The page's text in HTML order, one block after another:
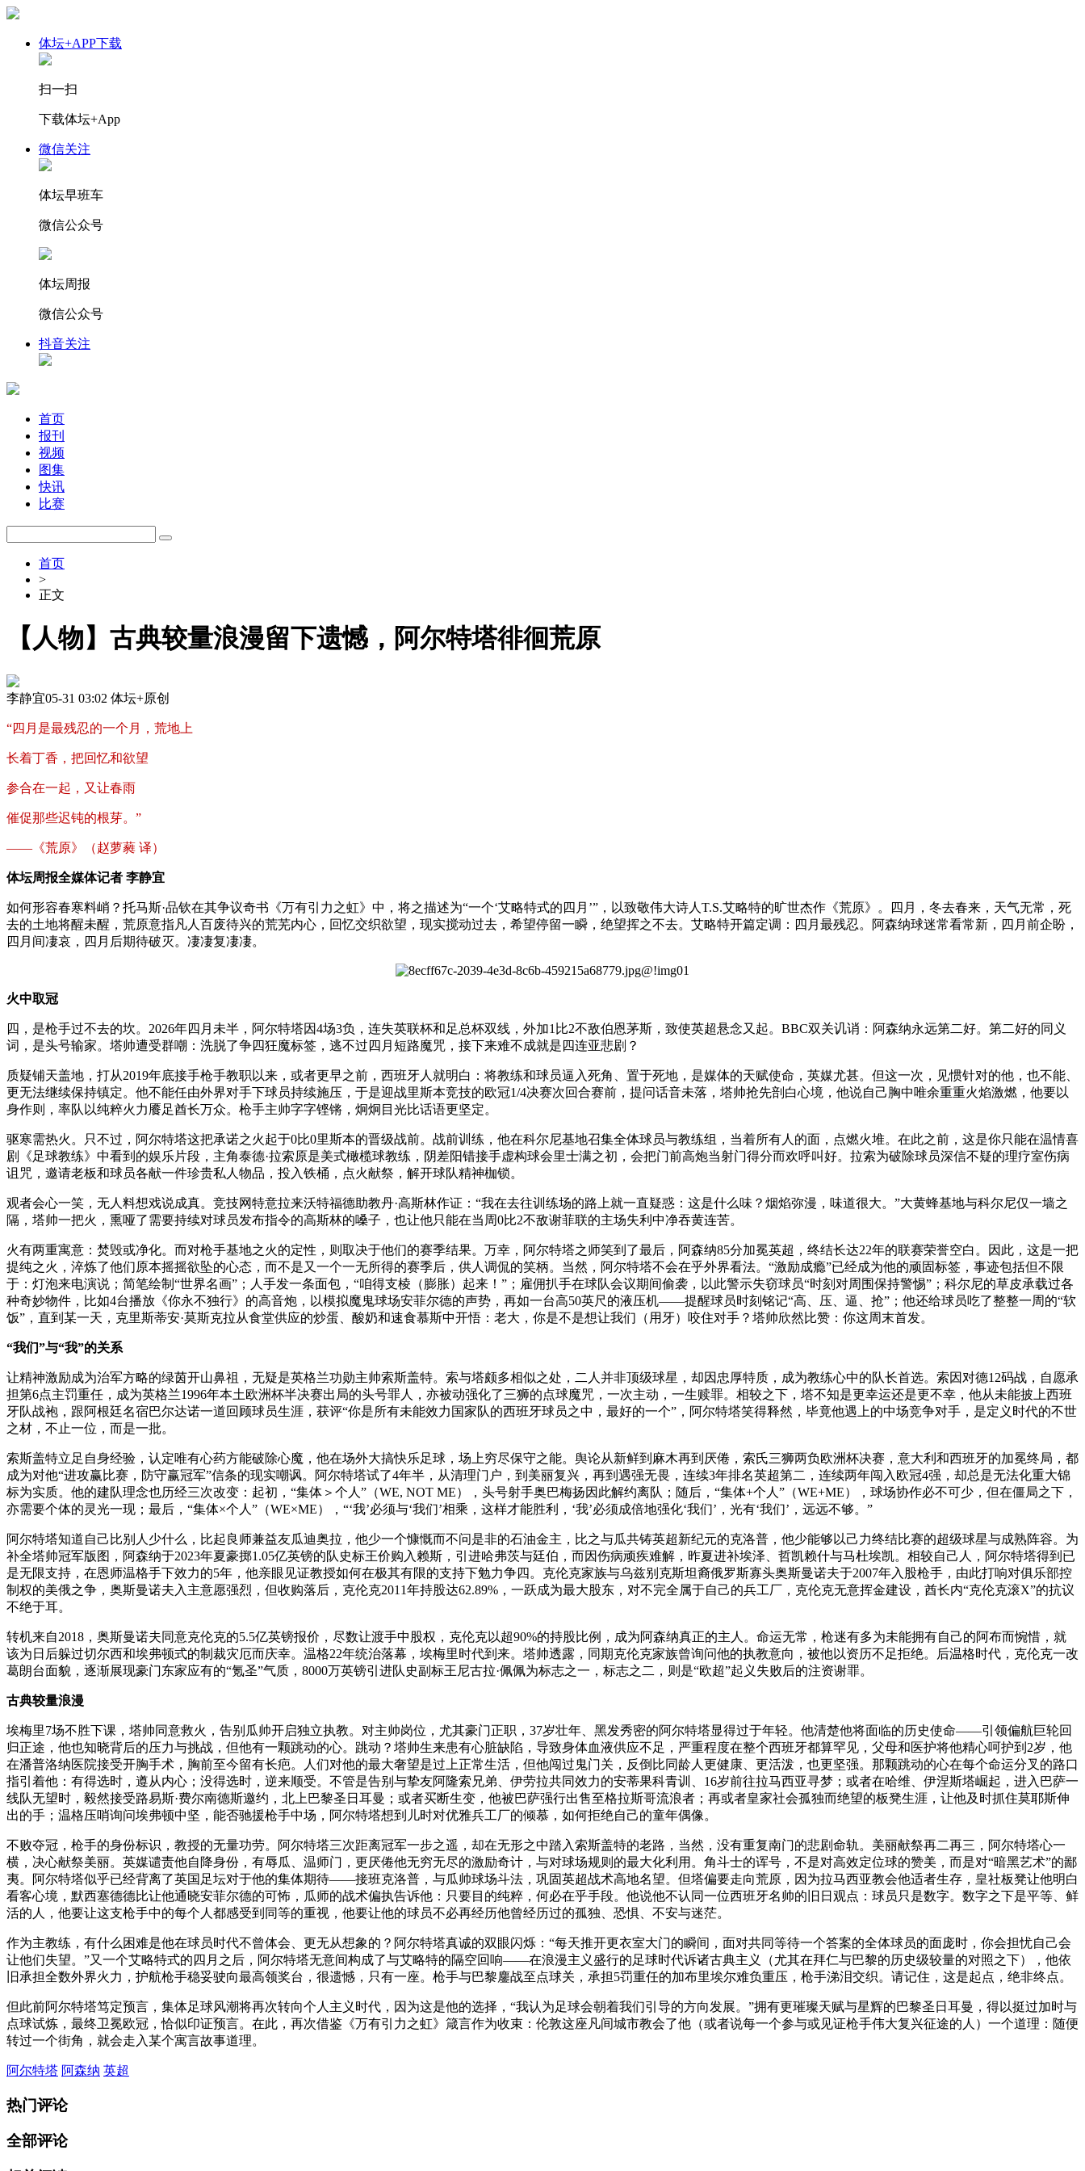
体坛+APP下载
扫一扫
下载体坛+App
微信关注
体坛早班车
微信公众号
体坛周报
微信公众号
抖音关注
首页
报刊
视频
图集
快讯
比赛
首页
>
正文
【人物】古典较量浪漫留下遗憾，阿尔特塔徘徊荒原
李静宜05-31 03:02 体坛+原创
“四月是最残忍的一个月，荒地上
长着丁香，把回忆和欲望
参合在一起，又让春雨
催促那些迟钝的根芽。”
——《荒原》（赵萝蕤 译）
体坛周报全媒体记者 李静宜
如何形容春寒料峭？托马斯·品钦在其争议奇书《万有引力之虹》中，将之描述为“一个‘艾略特式的四月’”，以致敬伟大诗人T.S.艾略特的旷世杰作《荒原》。四月，冬去春来，天气无常，死
去的土地将醒未醒，荒原意指凡人百废待兴的荒芜内心，回忆交织欲望，现实搅动过去，希望停留一瞬，绝望挥之不去。艾略特开篇定调：四月最残忍。阿森纳球迷常看常新，四月前企盼，
四月间凄哀，四月后期待破灭。凄凄复凄凄。
火中取冠
四，是枪手过不去的坎。2026年四月未半，阿尔特塔因4场3负，连失英联杯和足总杯双线，外加1比2不敌伯恩茅斯，致使英超悬念又起。BBC双关讥诮：阿森纳永远第二好。第二好的同义
词，是头号输家。塔帅遭受群嘲：洗脱了争四狂魔标签，逃不过四月短路魔咒，接下来难不成就是四连亚悲剧？
质疑铺天盖地，打从2019年底接手枪手教职以来，或者更早之前，西班牙人就明白：将教练和球员逼入死角、置于死地，是媒体的天赋使命，英媒尤甚。但这一次，见惯针对的他，也不能、
更无法继续保持镇定。他不能任由外界对手下球员持续施压，于是迎战里斯本竞技的欧冠1/4决赛次回合赛前，提问话音未落，塔帅抢先剖白心境，他说自己胸中唯余重重火焰激燃，他要以
身作则，率队以纯粹火力餍足酋长万众。枪手主帅字字铿锵，炯炯目光比话语更坚定。
驱寒需热火。只不过，阿尔特塔这把承诺之火起于0比0里斯本的晋级战前。战前训练，他在科尔尼基地召集全体球员与教练组，当着所有人的面，点燃火堆。在此之前，这是你只能在温情喜
剧《足球教练》中看到的娱乐片段，主角泰德·拉索原是美式橄榄球教练，阴差阳错接手虚构球会里士满之初，会把门前高炮当射门得分而欢呼叫好。拉索为破除球员深信不疑的理疗室伤病
诅咒，邀请老板和球员各献一件珍贵私人物品，投入铁桶，点火献祭，解开球队精神枷锁。
观者会心一笑，无人料想戏说成真。竞技网特意拉来沃特福德助教丹·高斯林作证：“我在去往训练场的路上就一直疑惑：这是什么味？烟焰弥漫，味道很大。”大黄蜂基地与科尔尼仅一墙之
隔，塔帅一把火，熏哑了需要持续对球员发布指令的高斯林的嗓子，也让他只能在当周0比2不敌谢菲联的主场失利中净吞黄连苦。
火有两重寓意：焚毁或净化。而对枪手基地之火的定性，则取决于他们的赛季结果。万幸，阿尔特塔之师笑到了最后，阿森纳85分加冕英超，终结长达22年的联赛荣誉空白。因此，这是一把
提纯之火，淬炼了他们原本摇摇欲坠的心态，而不是又一个一无所得的赛季后，供人调侃的笑柄。当然，阿尔特塔不会在乎外界看法。“激励成瘾”已经成为他的顽固标签，事迹包括但不限
于：灯泡来电演说；简笔绘制“世界名画”；人手发一条面包，“咱得支棱（膨胀）起来！”；雇佣扒手在球队会议期间偷袭，以此警示失窃球员“时刻对周围保持警惕”；科尔尼的草皮承载过各
种奇妙物件，比如4台播放《你永不独行》的高音炮，以模拟魔鬼球场安菲尔德的声势，再如一台高50英尺的液压机——提醒球员时刻铭记“高、压、逼、抢”；他还给球员吃了整整一周的“软
饭”，直到某一天，克里斯蒂安·莫斯克拉从食堂供应的炒蛋、酸奶和速食慕斯中开悟：老大，你是不是想让我们（用牙）咬住对手？塔帅欣然比赞：你这周末首发。
“我们”与“我”的关系
让精神激励成为治军方略的绿茵开山鼻祖，无疑是英格兰功勋主帅索斯盖特。索与塔颇多相似之处，二人并非顶级球星，却因忠厚特质，成为教练心中的队长首选。索因对德12码战，自愿承
担第6点主罚重任，成为英格兰1996年本土欧洲杯半决赛出局的头号罪人，亦被动强化了三狮的点球魔咒，一次主动，一生赎罪。相较之下，塔不知是更幸运还是更不幸，他从未能披上西班
牙队战袍，跟阿根廷名宿巴尔达诺一道回顾球员生涯，获评“你是所有未能效力国家队的西班牙球员之中，最好的一个”，阿尔特塔笑得释然，毕竟他遇上的中场竞争对手，是定义时代的不世
之材，不止一位，而是一批。
索斯盖特立足自身经验，认定唯有心药方能破除心魔，他在场外大搞快乐足球，场上穷尽保守之能。舆论从新鲜到麻木再到厌倦，索氏三狮两负欧洲杯决赛，意大利和西班牙的加冕终局，都
成为对他“进攻赢比赛，防守赢冠军”信条的现实嘲讽。阿尔特塔试了4年半，从清理门户，到美丽复兴，再到遇强无畏，连续3年排名英超第二，连续两年闯入欧冠4强，却总是无法化重大锦
标为实质。他的建队理念也历经三次改变：起初，“集体＞个人”（WE, NOT ME），头号射手奥巴梅扬因此解约离队；随后，“集体+个人”（WE+ME），球场协作必不可少，但在僵局之下，
亦需要个体的灵光一现；最后，“集体×个人”（WE×ME），“‘我’必须与‘我们’相乘，这样才能胜利，‘我’必须成倍地强化‘我们’，光有‘我们’，远远不够。”
阿尔特塔知道自己比别人少什么，比起良师兼益友瓜迪奥拉，他少一个慷慨而不问是非的石油金主，比之与瓜共铸英超新纪元的克洛普，他少能够以己力终结比赛的超级球星与成熟阵容。为
补全塔帅冠军版图，阿森纳于2023年夏豪掷1.05亿英镑的队史标王价购入赖斯，引进哈弗茨与廷伯，而因伤病顽疾难解，昨夏进补埃泽、哲凯赖什与马杜埃凯。相较自己人，阿尔特塔得到已
是无限支持，在恩师温格手下效力的5年，他亲眼见证教授如何在极其有限的支持下勉力争四。克伦克家族与乌兹别克斯坦裔俄罗斯寡头奥斯曼诺夫于2007年入股枪手，由此打响对俱乐部控
制权的美俄之争，奥斯曼诺夫入主意愿强烈，但收购落后，克伦克2011年持股达62.89%，一跃成为最大股东，对不完全属于自己的兵工厂，克伦克无意挥金建设，酋长内“克伦克滚X”的抗议
不绝于耳。
转机来自2018，奥斯曼诺夫同意克伦克的5.5亿英镑报价，尽数让渡手中股权，克伦克以超90%的持股比例，成为阿森纳真正的主人。命运无常，枪迷有多为未能拥有自己的阿布而惋惜，就
该为日后躲过切尔西和埃弗顿式的制裁灾厄而庆幸。温格22年统治落幕，埃梅里时代到来。塔帅透露，同期克伦克家族曾询问他的执教意向，被他以资历不足拒绝。后温格时代，克伦克一改
葛朗台面貌，逐渐展现豪门东家应有的“氪圣”气质，8000万英镑引进队史副标王尼古拉·佩佩为标志之一，标志之二，则是“欧超”起义失败后的注资谢罪。
古典较量浪漫
埃梅里7场不胜下课，塔帅同意救火，告别瓜帅开启独立执教。对主帅岗位，尤其豪门正职，37岁壮年、黑发秀密的阿尔特塔显得过于年轻。他清楚他将面临的历史使命——引领偏航巨轮回
归正途，他也知晓背后的压力与挑战，但他有一颗跳动的心。跳动？塔帅生来患有心脏缺陷，导致身体血液供应不足，严重程度在整个西班牙都算罕见，父母和医护将他精心呵护到2岁，他
在潘普洛纳医院接受开胸手术，胸前至今留有长疤。人们对他的最大奢望是过上正常生活，但他闯过鬼门关，反倒比同龄人更健康、更活泼，也更坚强。那颗跳动的心在每个命运分叉的路口
指引着他：有得选时，遵从内心；没得选时，逆来顺受。不管是告别与挚友阿隆索兄弟、伊劳拉共同效力的安蒂果科青训、16岁前往拉马西亚寻梦；或者在哈维、伊涅斯塔崛起，进入巴萨一
线队无望时，毅然接受路易斯·费尔南德斯邀约，北上巴黎圣日耳曼；或者买断生变，他被巴萨强行出售至格拉斯哥流浪者；再或者皇家社会孤独而绝望的板凳生涯，让他及时抓住莫耶斯伸
出的手；温格压哨询问埃弗顿中坚，能否驰援枪手中场，阿尔特塔想到儿时对优雅兵工厂的倾慕，如何拒绝自己的童年偶像。
不败夺冠，枪手的身份标识，教授的无量功劳。阿尔特塔三次距离冠军一步之遥，却在无形之中踏入索斯盖特的老路，当然，没有重复南门的悲剧命轨。美丽献祭再二再三，阿尔特塔心一
横，决心献祭美丽。英媒谴责他自降身份，有辱瓜、温师门，更厌倦他无穷无尽的激励奇计，与对球场规则的最大化利用。角斗士的诨号，不是对高效定位球的赞美，而是对“暗黑艺术”的鄙
夷。阿尔特塔似乎已经背离了英国足坛对于他的集体期待——接班克洛普，与瓜帅球场斗法，巩固英超战术高地名望。但塔偏要走向荒原，因为拉马西亚教会他适者生存，皇社板凳让他明白
看客心境，默西塞德德比让他通晓安菲尔德的可怖，瓜师的战术偏执告诉他：只要目的纯粹，何必在乎手段。他说他不认同一位西班牙名帅的旧日观点：球员只是数字。数字之下是平等、鲜
活的人，他要让这支枪手中的每个人都感受到同等的重视，他要让他的球员不必再经历他曾经历过的孤独、恐惧、不安与迷茫。
作为主教练，有什么困难是他在球员时代不曾体会、更无从想象的？阿尔特塔真诚的双眼闪烁：“每天推开更衣室大门的瞬间，面对共同等待一个答案的全体球员的面庞时，你会担忧自己会
让他们失望。”又一个艾略特式的四月之后，阿尔特塔无意间构成了与艾略特的隔空回响——在浪漫主义盛行的足球时代诉诸古典主义（尤其在拜仁与巴黎的历史级较量的对照之下），他依
旧承担全数外界火力，护航枪手稳妥驶向最高领奖台，很遗憾，只有一座。枪手与巴黎鏖战至点球关，承担5罚重任的加布里埃尔难负重压，枪手涕泪交织。请记住，这是起点，绝非终点。
但此前阿尔特塔笃定预言，集体足球风潮将再次转向个人主义时代，因为这是他的选择，“我认为足球会朝着我们引导的方向发展。”拥有更璀璨天赋与星辉的巴黎圣日耳曼，得以挺过加时与
点球试炼，最终卫冕欧冠，恰似印证预言。在此，再次借鉴《万有引力之虹》箴言作为收束：伦敦这座凡间城市教会了他（或者说每一个参与或见证枪手伟大复兴征途的人）一个道理：随便
转过一个街角，就会走入某个寓言故事道理。
阿尔特塔 阿森纳 英超
热门评论
全部评论